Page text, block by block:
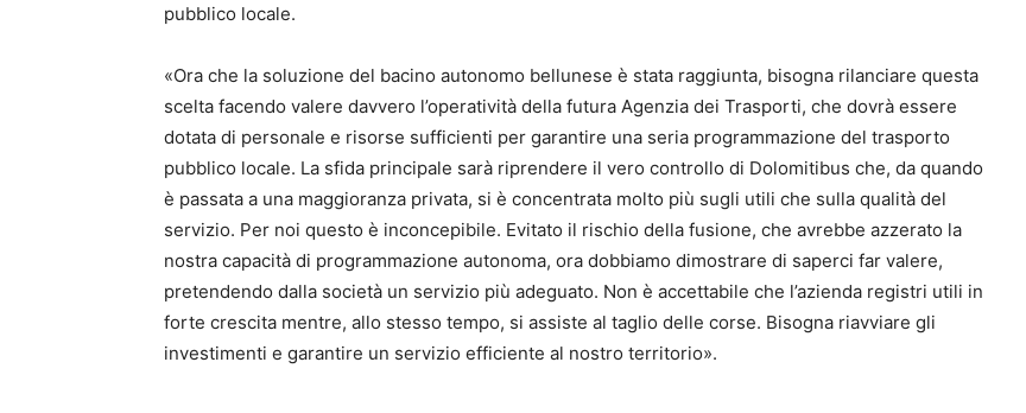
pubblico locale.
«Ora che la soluzione del bacino autonomo bellunese è stata raggiunta, bisogna rilanciare questa
scelta facendo valere davvero l’operatività della futura Agenzia dei Trasporti, che dovrà essere
dotata di personale e risorse sufficienti per garantire una seria programmazione del trasporto
pubblico locale. La sfida principale sarà riprendere il vero controllo di Dolomitibus che, da quando
è passata a una maggioranza privata, si è concentrata molto più sugli utili che sulla qualità del
servizio. Per noi questo è inconcepibile. Evitato il rischio della fusione, che avrebbe azzerato la
nostra capacità di programmazione autonoma, ora dobbiamo dimostrare di saperci far valere,
pretendendo dalla società un servizio più adeguato. Non è accettabile che l’azienda registri utili in
forte crescita mentre, allo stesso tempo, si assiste al taglio delle corse. Bisogna riavviare gli
investimenti e garantire un servizio efficiente al nostro territorio».